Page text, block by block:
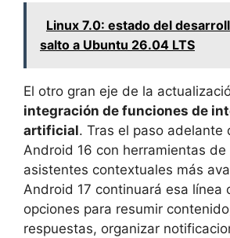
Linux 7.0: estado del
salto a Ubuntu 26.04 LTS
El otro gran eje de la
integración de funciones de
artificial. Tras el paso adelante
Android 16 con herramientas
asistentes contextuales más
Android 17 continuará esa línea
opciones para resumir
respuestas, organizar